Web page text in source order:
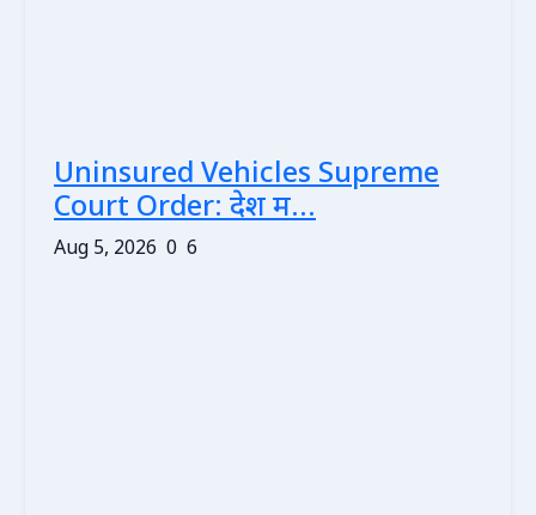
Uninsured Vehicles Supreme
Court Order: देश म...
Aug 5, 2026 0 6